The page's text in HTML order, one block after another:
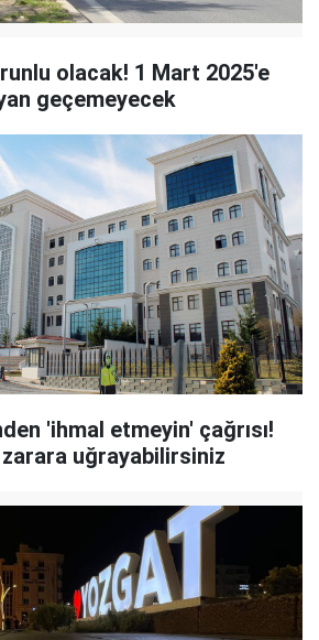
olacak! 1 Mart 2025'e
geçemeyecek
'ihmal etmeyin' çağrısı!
uğrayabilirsiniz